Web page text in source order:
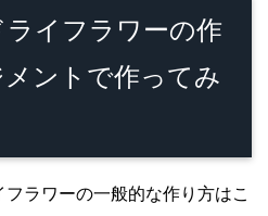
イフラワーの作
ントで作ってみ
ラワーの一般的な作り方はこ